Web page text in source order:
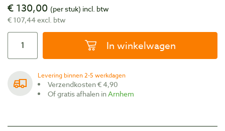
€ 130,00 (per stuk) incl. btw
€ 107,44 excl. btw
In winkelwagen
Levering binnen 2-5 werkdagen
Verzendkosten € 4,90
Of gratis afhalen inArnhem